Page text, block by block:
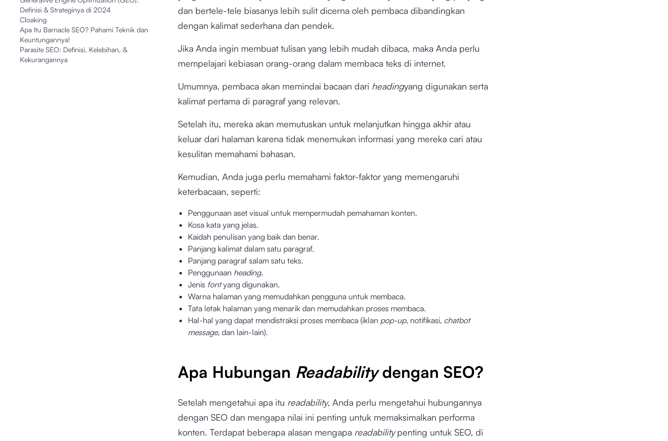
Definisi & Strateginya di 2024
Cloaking
Apa Itu Barnacle SEO? Pahami Teknik dan
Keuntungannya!
Parasite SEO: Definisi, Kelebihan, &
Kekurangannya
dan bertele-tele biasanya lebih sulit dicerna oleh pembaca dibandingkan
dengan kalimat sederhana dan pendek.
Jika Anda ingin membuat tulisan yang lebih mudah dibaca, maka Anda perlu
mempelajari kebiasan orang-orang dalam membaca teks di internet.
Umumnya, pembaca akan memindai bacaan dari headingyang digunakan serta
kalimat pertama di paragraf yang relevan.
Setelah itu, mereka akan memutuskan untuk melanjutkan hingga akhir atau
keluar dari halaman karena tidak menemukan informasi yang mereka cari atau
kesulitan memahami bahasan.
Kemudian, Anda juga perlu memahami faktor-faktor yang memengaruhi
keterbacaan, seperti:
Penggunaan aset visual untuk mempermudah pemahaman konten.
Kosa kata yang jelas.
Kaidah penulisan yang baik dan benar.
Panjang kalimat dalam satu paragraf.
Panjang paragraf salam satu teks.
Penggunaan heading.
Jenisfontyang digunakan.
Warna halaman yang memudahkan pengguna untuk membaca.
Tata letak halaman yang menarik dan memudahkan proses membaca.
Hal-hal yang dapat mendistraksi proses membaca (iklan pop-up, notifikasi, chatbot
message, dan lain-lain).
Apa Hubungan Readabilitydengan SEO?
Setelah mengetahui apa itu readability, Anda perlu mengetahui hubungannya
dengan SEO dan mengapa nilai ini penting untuk memaksimalkan performa
konten. Terdapat beberapa alasan mengapa readabilitypenting untuk SEO, di